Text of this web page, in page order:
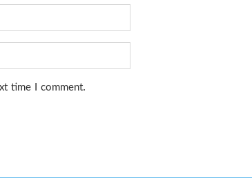
time I comment.